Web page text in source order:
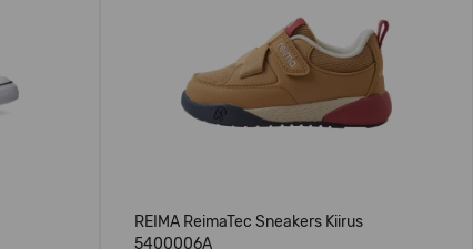
REIMA ReimaTec Sneakers Kiirus
5400006A